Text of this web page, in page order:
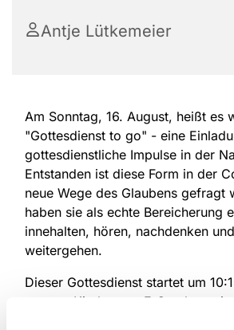
Antje Lütkemeier
Am Sonntag, 16. August, heißt es
"Gottesdienst to go" - eine
gottesdienstliche Impulse in der
Entstanden ist diese Form in der
neue Wege des Glaubens gefragt
haben sie als echte Bereicherung
innehalten, hören, nachdenken
weitergehen.
Dieser Gottesdienst startet um
unserer Kirche - zu Fuß gehen wir
gemeinsam auf einen kleinen